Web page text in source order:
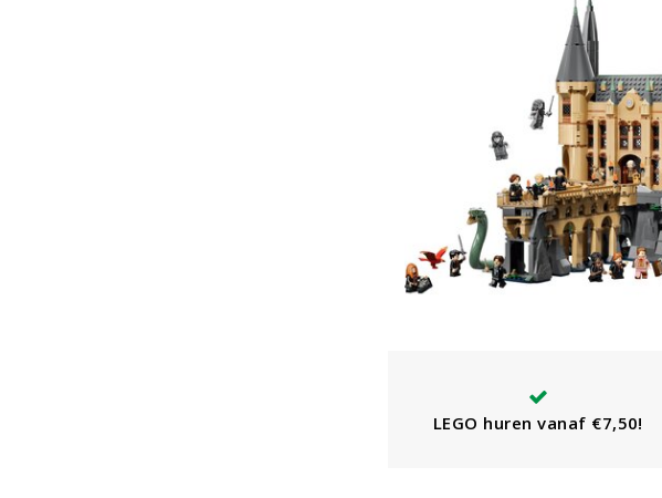
LEGO huren vanaf €7,50!